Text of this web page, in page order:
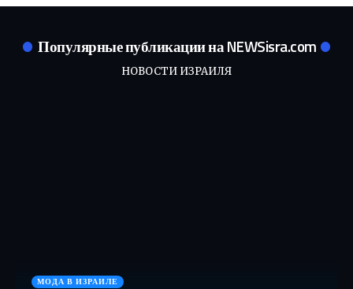
Популярные публикации на NEWSisra.com
НОВОСТИ ИЗРАИЛЯ
МОДА В ИЗРАИЛЕ